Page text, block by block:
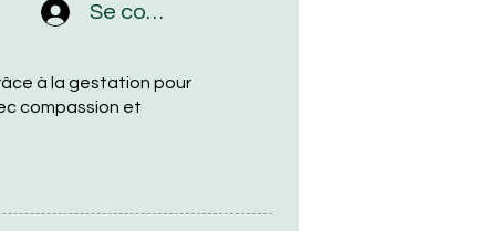
Se connecter
à la gestation pour
compassion et